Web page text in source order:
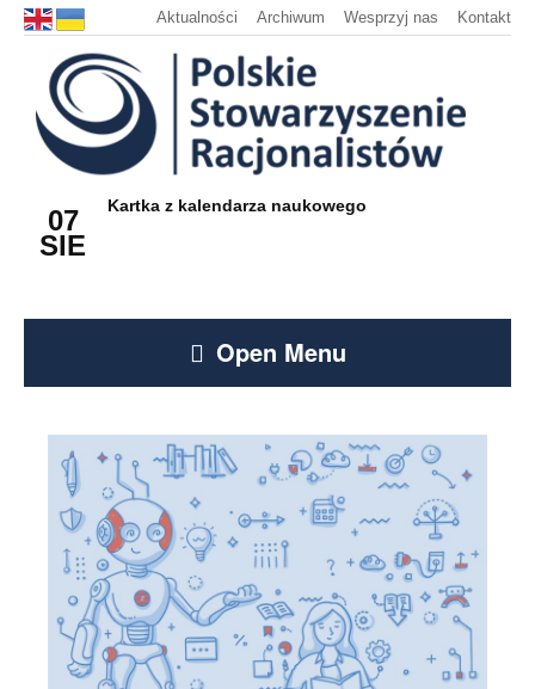
Aktualności Archiwum Wesprzyj nas Kontakt
07
SIE
Kartka z kalendarza naukowego
Open Menu